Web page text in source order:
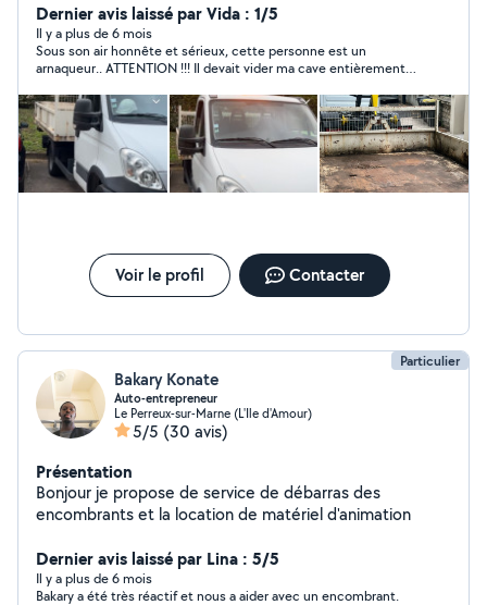
Dernier avis laissé par Vida : 1/5
Il y a plus de 6 mois
Sous son air honnête et sérieux, cette personne est un
arnaqueur.. ATTENTION !!! Il devait vider ma cave entièrement
partie des déchets dans la cave de mon voisin qui était restée
ouverte. Depuis, il ne répond plus à mes messages en faisant le
mort. C'est comme ça que Michel m'a remerciée du pourboire
que je lui avait gentiment accordé.
Voir le profil Contacter
Particulier
Bakary Konate
Auto-entrepreneur
Le Perreux-sur-Marne (L'Ile d'Amour)
5/5 (30 avis)
Présentation
Bonjour je propose de service de débarras des
encombrants et la location de matériel d'animation
Dernier avis laissé par Lina : 5/5
Il y a plus de 6 mois
Bakary a été très réactif et nous a aider avec un encombrant.